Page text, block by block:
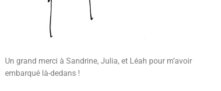
Un grand merci à Sandrine, Julia, et Léah pour m’avoir
embarqué là-dedans !